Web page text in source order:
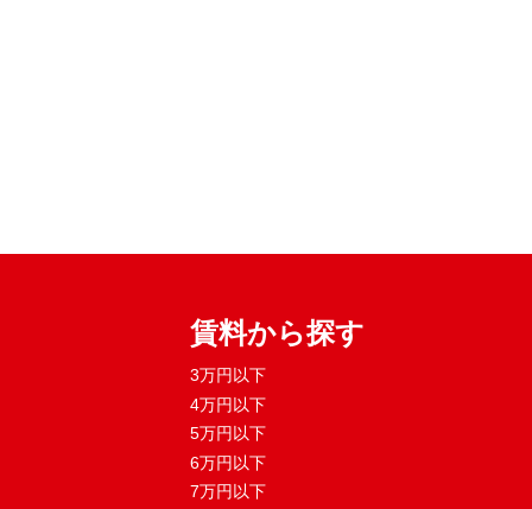
賃料から探す
3万円以下
4万円以下
5万円以下
6万円以下
7万円以下